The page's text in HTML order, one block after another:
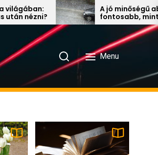
A jó minőségű ablaktörlő lapát
fontosabb, mint gondolnánk
Menu